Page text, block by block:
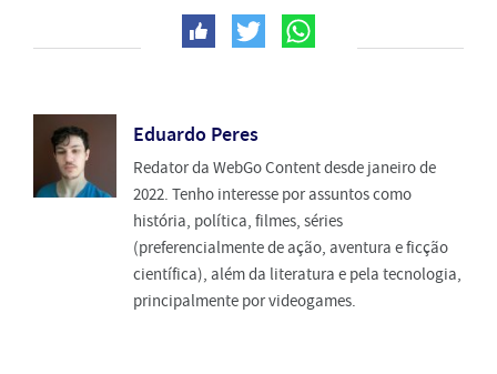
Eduardo Peres
Redator da WebGo Content desde janeiro de
2022. Tenho interesse por assuntos como
história, política, filmes, séries
(preferencialmente de ação, aventura e ficção
científica), além da literatura e pela tecnologia,
principalmente por videogames.